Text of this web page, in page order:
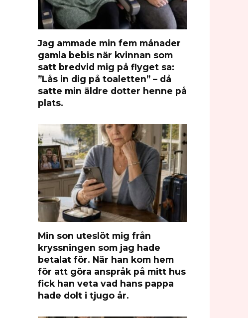
Jag ammade min fem månader
gamla bebis när kvinnan som
satt bredvid mig på flyget sa:
”Lås in dig på toaletten” – då
satte min äldre dotter henne på
plats.
Min son uteslöt mig från
kryssningen som jag hade
betalat för. När han kom hem
för att göra anspråk på mitt hus
fick han veta vad hans pappa
hade dolt i tjugo år.